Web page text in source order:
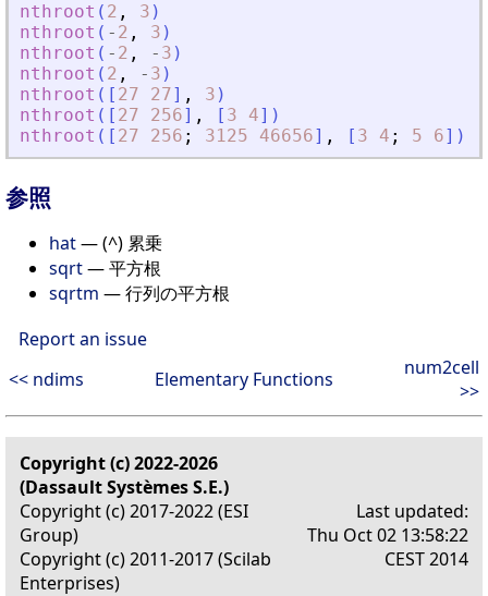
nthroot ( 2 , 3 )
nthroot ( - 2 , 3 )
nthroot ( - 2 , - 3 )
nthroot ( 2 , - 3 )
nthroot ( [ 27 27] , 3 )
nthroot ( [ 27 256] , [ 3 4] )
nthroot ( [ 27 256 ; 3125 46656] , [ 3 4 ; 5 6] )
参照
hat— (^) 累乗
sqrt— 平方根
sqrtm — 行列の平方根
Report an issue
<< ndims
Elementary Functions
num2cell
>>
Copyright (c) 2022-2026
(Dassault Systèmes S.E.)
Copyright (c) 2017-2022 (ESI
Group)
Copyright (c) 2011-2017 (Scilab
Enterprises)
Last updated:
Thu Oct 02 13:58:22
CEST 2014